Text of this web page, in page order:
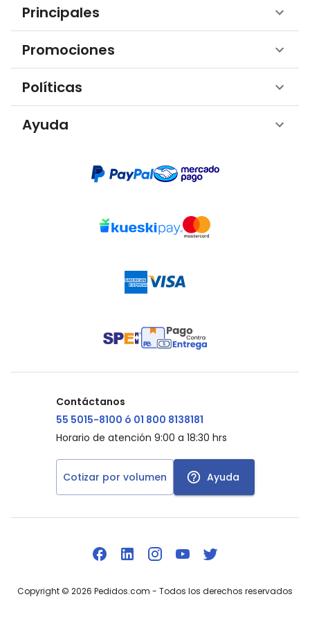
Principales
Promociones
Políticas
Ayuda
Contáctanos
55 5015-8100 ó 01 800 8138181
Horario de atención 9:00 a 18:30 hrs
Cotizar por volumen Ayuda
Copyright © 2026 Pedidos.com - Todos los derechos reservados